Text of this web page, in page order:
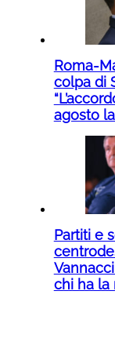
Roma-
colpa di
agosto
Partiti e
chi ha la